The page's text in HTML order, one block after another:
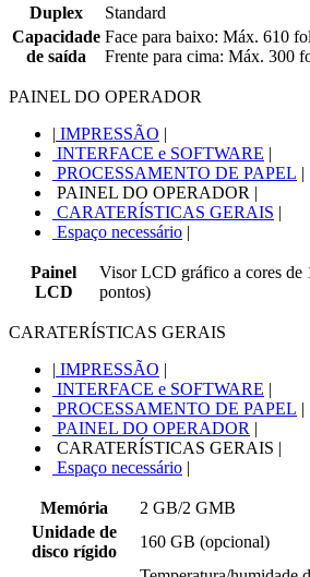
Duplex
Standard
Capacidade
de saída
Face para baixo: Máx. 610
Frente para cima: Máx. 300
PAINEL DO OPERADOR
| IMPRESSÃO |
INTERFACE e SOFTWARE |
PROCESSAMENTO DE PAPEL |
PAINEL DO OPERADOR |
CARATERÍSTICAS GERAIS |
Espaço necessário |
Painel
LCD
Visor LCD gráfico a cores de
pontos)
CARATERÍSTICAS GERAIS
| IMPRESSÃO |
INTERFACE e SOFTWARE |
PROCESSAMENTO DE PAPEL |
PAINEL DO OPERADOR |
CARATERÍSTICAS GERAIS |
Espaço necessário |
Memória
2 GB/2 GMB
Unidade de
disco rígido
160 GB (opcional)